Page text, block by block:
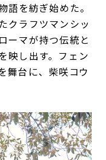
語を紡ぎ始めた。
クラフツマンシッ
ーマが持つ伝統と
映し出す。フェン
舞台に、柴咲コウ